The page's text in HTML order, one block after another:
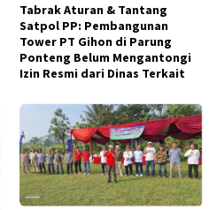
Tabrak Aturan & Tantang
Satpol PP: Pembangunan
Tower PT Gihon di Parung
Ponteng Belum Mengantongi
Izin Resmi dari Dinas Terkait